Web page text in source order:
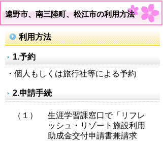
遠野市、南三陸町、松江市の利用方法
利用方法
1.予約
・個人もしくは旅行社等による予約
2.申請手続
（１）
生涯学習課窓口で「リフレ
ッシュ・リゾート施設利用
助成金交付申請書兼請求